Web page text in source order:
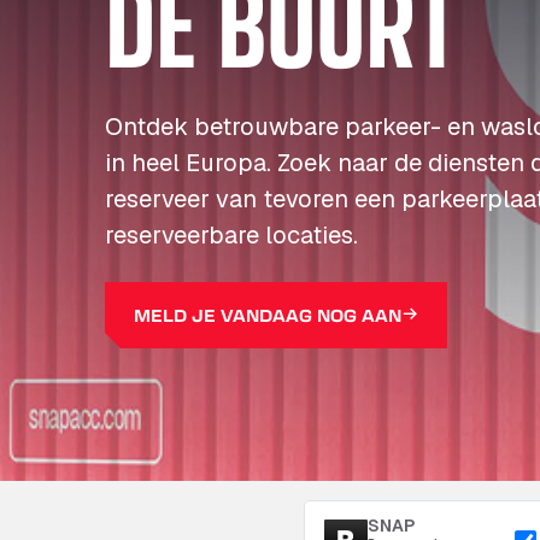
Ontdek betrouwbare parkeer- en
in heel Europa. Zoek naar de diensten
reserveer van tevoren een
reserveerbare locaties.
MELD JE VANDAAG NOG AAN
SNAP